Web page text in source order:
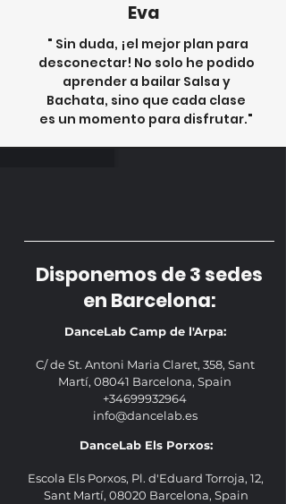
Eva
" Sin duda, ¡el mejor plan para
desconectar! No solo he podido
aprender a bailar Salsa y
Bachata, sino que cada clase
es un momento para disfrutar."
Disponemos de 3 sedes
en Barcelona:
DanceLab Camp de l'Arpa:
C/ de St. Antoni Maria Claret, 358, Sant
Martí, 08041 Barcelona, Spain
+34699932964
info@dancelab.es
DanceLab Els Porxos:
Escola Els Porxos, Pl. d'Eduard Torroja, 12,
Sant Martí, 08020 Barcelona, Spain